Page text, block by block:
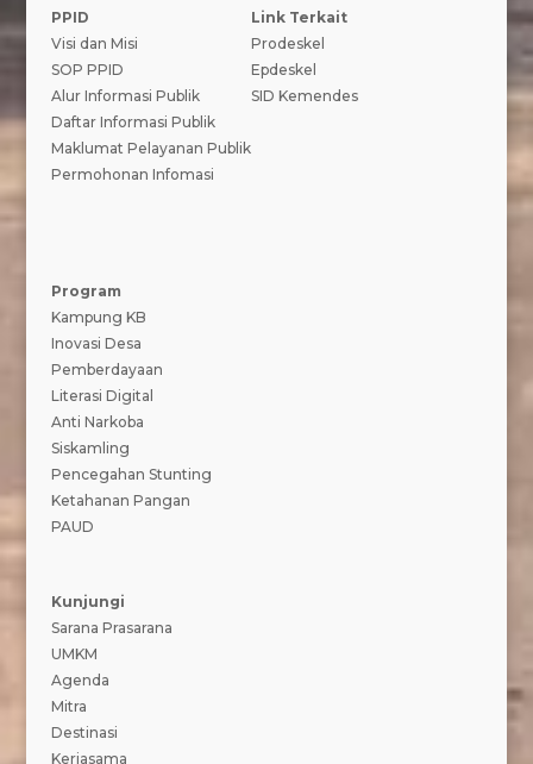
PPID
Visi dan Misi
SOP PPID
Alur Informasi Publik
Daftar Informasi Publik
Maklumat Pelayanan Publik
Permohonan Infomasi
Link Terkait
Prodeskel
Epdeskel
SID Kemendes
Program
Kampung KB
Inovasi Desa
Pemberdayaan
Literasi Digital
Anti Narkoba
Siskamling
Pencegahan Stunting
Ketahanan Pangan
PAUD
Kunjungi
Sarana Prasarana
UMKM
Agenda
Mitra
Destinasi
Kerjasama